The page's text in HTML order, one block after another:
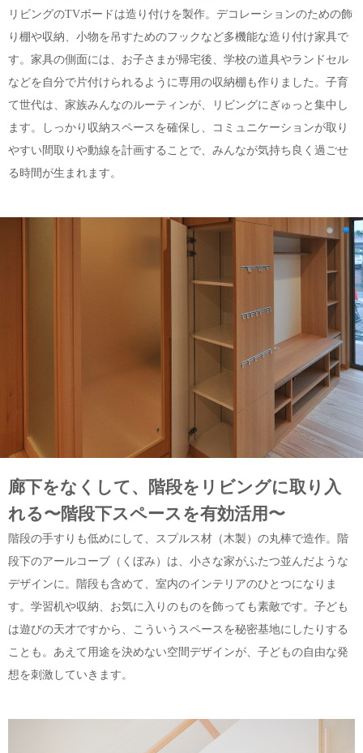
リビングのTVボードは造り付けを製作。デコレーションのための飾
り棚や収納、小物を吊すためのフックなど多機能な造り付け家具で
す。家具の側面には、お子さまが帰宅後、学校の道具やランドセル
などを自分で片付けられるように専用の収納棚も作りました。子育
て世代は、家族みんなのルーティンが、リビングにぎゅっと集中し
ます。しっかり収納スペースを確保し、コミュニケーションが取り
やすい間取りや動線を計画することで、みんなが気持ち良く過ごせ
る時間が生まれます。
廊下をなくして、階段をリビングに取り入
れる〜階段下スペースを有効活用〜
階段の手すりも低めにして、スプルス材（木製）の丸棒で造作。階
段下のアールコーブ（くぼみ）は、小さな家がふたつ並んだような
デザインに。階段も含めて、室内のインテリアのひとつになりま
す。学習机や収納、お気に入りのものを飾っても素敵です。子ども
は遊びの天才ですから、こういうスペースを秘密基地にしたりする
ことも。あえて用途を決めない空間デザインが、子どもの自由な発
想を刺激していきます。